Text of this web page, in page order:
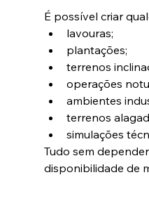
É possível criar
lavouras;
plantações;
terrenos
operações
ambientes
terrenos
simulações
Tudo sem
disponibilidade de